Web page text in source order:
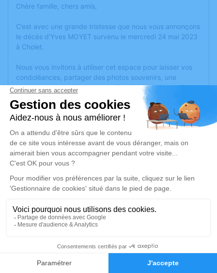
Faire-part Hommages
Chère famille, chers amis,
C’est avec une grande tristesse que nous vous annonçons
le décès d’Yves MOYET survenu le mercredi 24 mai 2023
à Cholet.
Nous vous invitons à utiliser cet espace pour laisser vos
condoléances, partager des photos souvenirs, une
anecdote ou exprimer vos pensées à travers des poèmes
ou des textes. Cet endroit est un lieu d'expression dédié à
honorer la mémoire d’Yves MOYET.
Un service de plantation d’arbre hommage estdisponible
mardi 30 mai 2023 à 10h00
Église Notre Dame de Cholet
49300 Cholet
Je rends hommage